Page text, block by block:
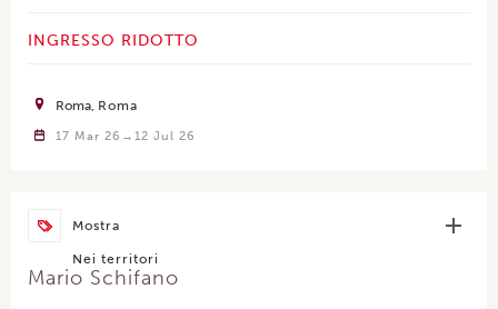
INGRESSO RIDOTTO
Roma Roma
17 Mar 26 12 Jul 26
Mostra
Nei territori
Mario Schifano